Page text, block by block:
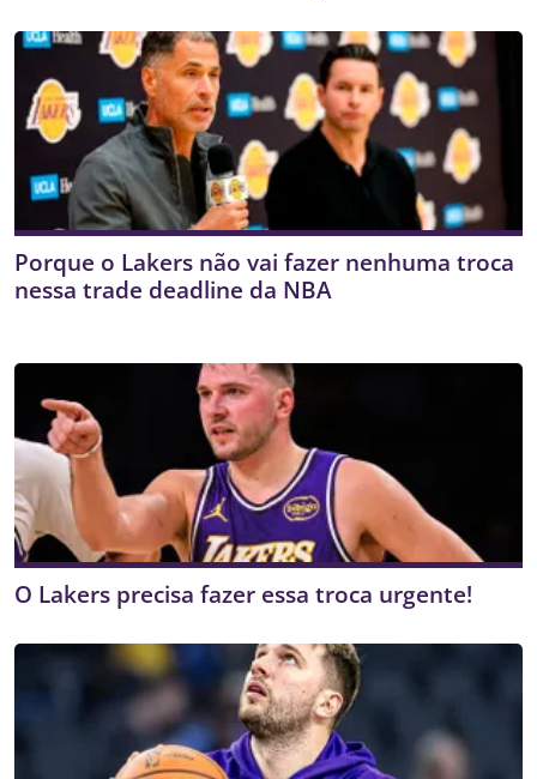
Porque o Lakers não vai fazer nenhuma troca
nessa trade deadline da NBA
O Lakers precisa fazer essa troca urgente!